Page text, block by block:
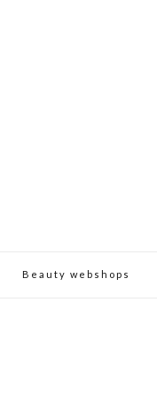
Beauty webshops